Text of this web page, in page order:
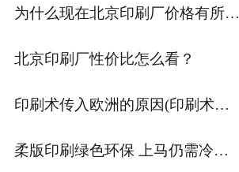
为什么现在北京印刷厂价格有所提升
北京印刷厂性价比怎么看？
印刷术传入欧洲的原因(印刷术传入欧洲的影···
柔版印刷绿色环保 上马仍需冷静慎重